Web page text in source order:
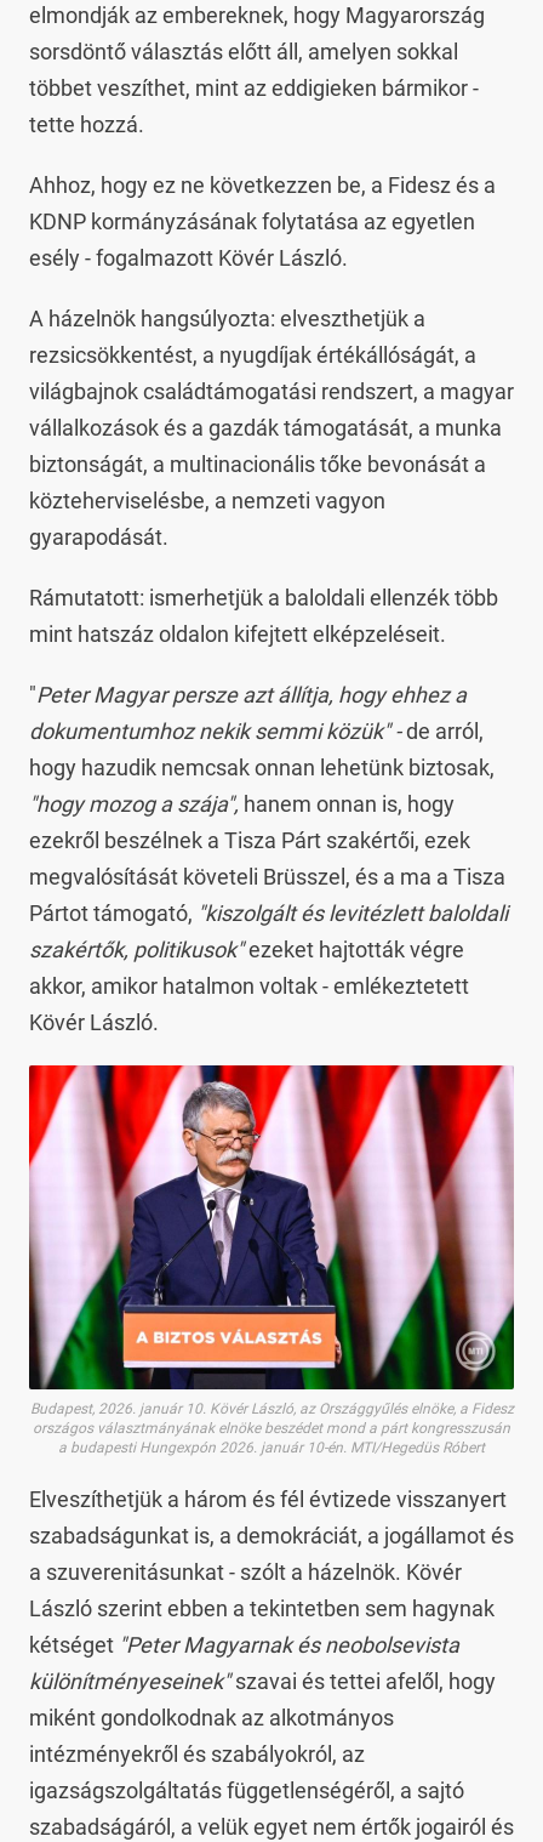
elmondják az embereknek, hogy Magyarország
sorsdöntő választás előtt áll, amelyen sokkal
többet veszíthet, mint az eddigieken bármikor -
tette hozzá.
Ahhoz, hogy ez ne következzen be, a Fidesz és a
KDNP kormányzásának folytatása az egyetlen
esély - fogalmazott Kövér László.
A házelnök hangsúlyozta: elveszthetjük a
rezsicsökkentést, a nyugdíjak értékállóságát, a
világbajnok családtámogatási rendszert, a magyar
vállalkozások és a gazdák támogatását, a munka
biztonságát, a multinacionális tőke bevonását a
közteherviselésbe, a nemzeti vagyon
gyarapodását.
Rámutatott: ismerhetjük a baloldali ellenzék több
mint hatszáz oldalon kifejtett elképzeléseit.
"Peter Magyar persze azt állítja, hogy ehhez a
dokumentumhoz nekik semmi közük" -de arról,
hogy hazudik nemcsak onnan lehetünk biztosak,
"hogy mozog a szája", hanem onnan is, hogy
ezekről beszélnek a Tisza Párt szakértői, ezek
megvalósítását követeli Brüsszel, és a ma a Tisza
Pártot támogató, "kiszolgált és levitézlett baloldali
szakértők, politikusok"ezeket hajtották végre
akkor, amikor hatalmon voltak - emlékeztetett
Kövér László.
Budapest, 2026. január 10. Kövér László, az Országgyűlés elnöke, a Fidesz
országos választmányának elnöke beszédet mond a párt kongresszusán
a budapesti Hungexpón 2026. január 10-én. MTI/Hegedüs Róbert
Elveszíthetjük a három és fél évtizede visszanyert
szabadságunkat is, a demokráciát, a jogállamot és
a szuverenitásunkat - szólt a házelnök. Kövér
László szerint ebben a tekintetben sem hagynak
kétséget "Peter Magyarnak és neobolsevista
különítményeseinek"szavai és tettei afelől, hogy
miként gondolkodnak az alkotmányos
intézményekről és szabályokról, az
igazságszolgáltatás függetlenségéről, a sajtó
szabadságáról, a velük egyet nem értők jogairól és